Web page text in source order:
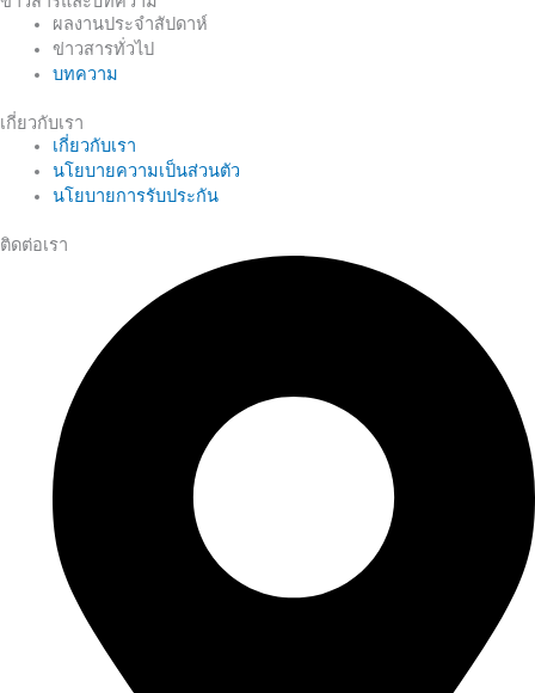
ผลงานประจำสัปดาห์
ข่าวสารทั่วไป
บทความ
เกี่ยวกับเรา
เกี่ยวกับเรา
นโยบายความเป็นส่วนตัว
นโยบายการรับประกัน
ติดต่อเรา